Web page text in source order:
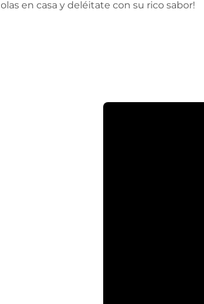
en casa y deléitate con su rico sabor!